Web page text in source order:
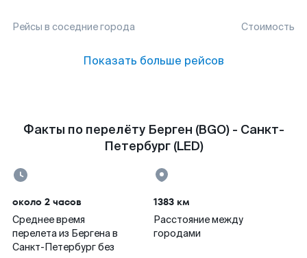
Рейсы в соседние города Стоимость
Показать больше рейсов
Факты по перелёту Берген (BGO) - Санкт-
Петербург (LED)
около 2 часов
Среднее время
перелета из Бергена в
Санкт-Петербург без
1383 км
Расстояние между
городами